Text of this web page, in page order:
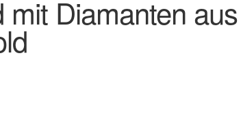
mit Diamanten aus